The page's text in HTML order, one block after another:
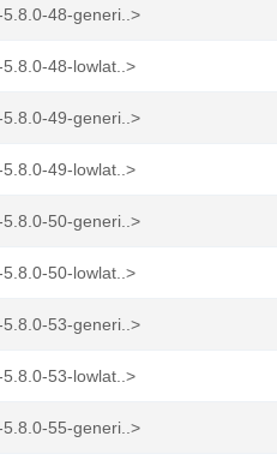
48-generi..>
48-lowlat..>
49-generi..>
49-lowlat..>
50-generi..>
50-lowlat..>
53-generi..>
53-lowlat..>
55-generi..>